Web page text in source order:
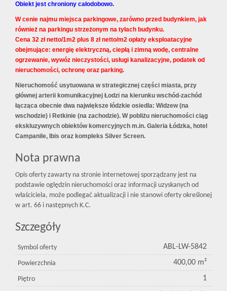
Obiekt jest chroniony całodobowo.
W cenie najmu miejsca parkingowe, zarówno przed budynkiem, jak
również na parkingu strzeżonym na tyłach budynku.
Cena 32 zł netto/1m2 plus 8 zł netto/m2 opłaty eksploatacyjne
obejmujące: energię elektryczną, ciepłą i zimną wodę, centralne
ogrzewanie, wywóz nieczystości, usługi kanalizacyjne, podatek od
nieruchomości, ochronę oraz parking.
Nieruchomość usytuowana w strategicznej części miasta, przy
głównej arterii komunikacyjnej Łodzi na kierunku wschód-zachód
łącząca obecnie dwa największe łódzkie osiedla: Widzew (na
wschodzie) i Retkinie (na zachodzie). W pobliżu nieruchomości ciąg
ekskluzywnych obiektów komercyjnych m.in. Galeria Łódzka, hotel
Campanile, Ibis oraz kompleks Silver Screen.
Nota prawna
Opis oferty zawarty na stronie internetowej sporządzany jest na
podstawie oględzin nieruchomości oraz informacji uzyskanych od
właściciela, może podlegać aktualizacji i nie stanowi oferty określonej
w art. 66 i następnych K.C.
Szczegóły
Symbol oferty ABL-LW-5842
Powierzchnia 400,00 m²
Piętro 1